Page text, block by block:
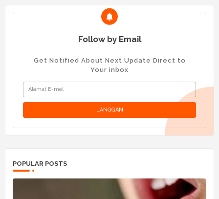
Follow by Email
Get Notified About Next Update Direct to
Your inbox
POPULAR POSTS